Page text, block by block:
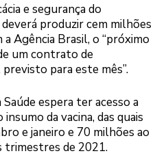
e segurança do
produzir cem milhões
Agência Brasil, o “próximo
um contrato de
para este mês”.
espera ter acesso a
da vacina, das quais
e janeiro e 70 milhões ao
trimestres de 2021.